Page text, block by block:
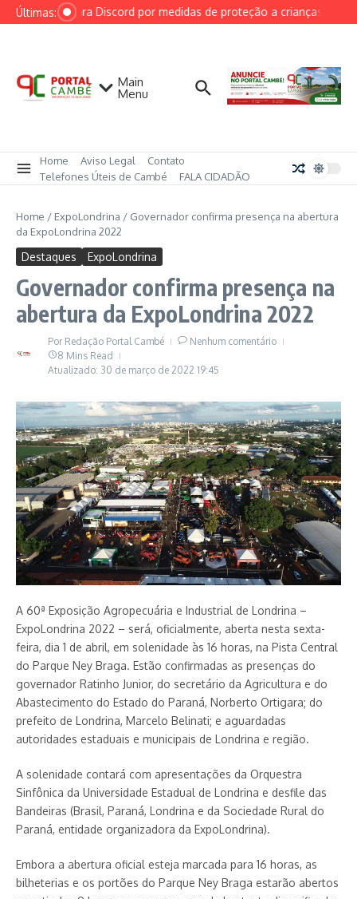
Ir para o conteúdo
Últimas:
AGU cobra Discord por medidas de proteção a crianças após
Main
Menu
Home Aviso Legal
Contato
Telefones Úteis de Cambé
FALA CIDADÃO
Home / ExpoLondrina / Governador confirma presença na abertura
da ExpoLondrina 2022
Destaques ExpoLondrina
Governador confirma presença na
abertura da ExpoLondrina 2022
Por Redação Portal Cambé
Nenhum comentário
8 Mins Read
Atualizado: 30 de março de 2022 19:45
A 60ª Exposição Agropecuária e Industrial de Londrina –
ExpoLondrina 2022 – será, oficialmente, aberta nesta sexta-
feira, dia 1 de abril, em solenidade às 16 horas, na Pista Central
do Parque Ney Braga. Estão confirmadas as presenças do
governador Ratinho Junior, do secretário da Agricultura e do
Abastecimento do Estado do Paraná, Norberto Ortigara; do
prefeito de Londrina, Marcelo Belinati; e aguardadas
autoridades estaduais e municipais de Londrina e região.
A solenidade contará com apresentações da Orquestra
Sinfônica da Universidade Estadual de Londrina e desfile das
Bandeiras (Brasil, Paraná, Londrina e da Sociedade Rural do
Paraná, entidade organizadora da ExpoLondrina).
Embora a abertura oficial esteja marcada para 16 horas, as
bilheterias e os portões do Parque Ney Braga estarão abertos